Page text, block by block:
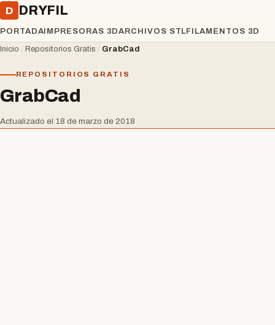
D DRYFIL
PORTADAIMPRESORAS 3DARCHIVOS STLFILAMENTOS 3D
Inicio / Repositorios Gratis / GrabCad
REPOSITORIOS GRATIS
GrabCad
Actualizado el 18 de marzo de 2018